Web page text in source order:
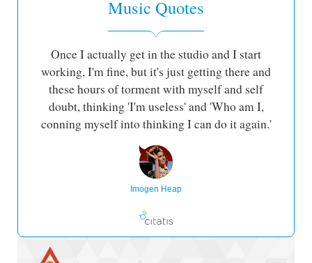
Music Quotes
Once I actually get in the studio and I start
working, I'm fine, but it's just getting there and
these hours of torment with myself and self
doubt, thinking 'I'm useless' and 'Who am I,
conning myself into thinking I can do it again.'
Imogen Heap